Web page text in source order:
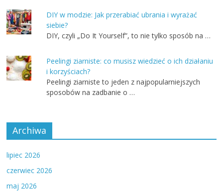
DIY w modzie: Jak przerabiać ubrania i wyrażać
siebie?
DIY, czyli „Do It Yourself”, to nie tylko sposób na …
Peelingi ziarniste: co musisz wiedzieć o ich działaniu
i korzyściach?
Peelingi ziarniste to jeden z najpopularniejszych
sposobów na zadbanie o …
Archiwa
lipiec 2026
czerwiec 2026
maj 2026